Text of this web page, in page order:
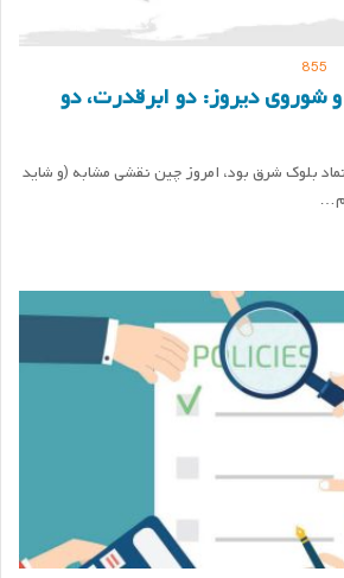
855
شوروی دیروز: دو ابرقدرت، دو
بلوک شرق بود، امروز چین نقشی مشابه (و شاید